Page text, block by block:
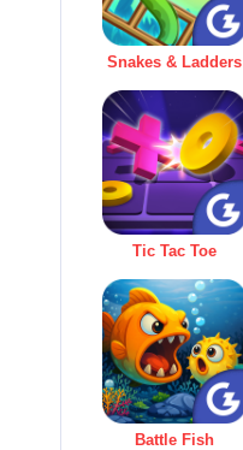
Snakes & Ladders
Tic Tac Toe
Battle Fish